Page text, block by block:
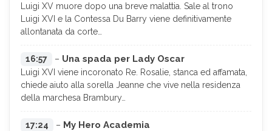
Luigi XV muore dopo una breve malattia. Sale al trono
Luigi XVI e la Contessa Du Barry viene definitivamente
allontanata da corte…
16:57 – Una spada per Lady Oscar
Luigi XVI viene incoronato Re. Rosalie, stanca ed affamata,
chiede aiuto alla sorella Jeanne che vive nella residenza
della marchesa Brambury…
17:24 – My Hero Academia